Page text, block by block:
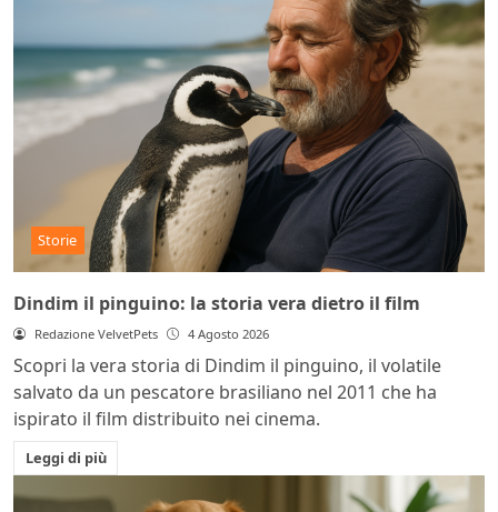
Storie
Dindim il pinguino: la storia vera dietro il film
Redazione VelvetPets 4 Agosto 2026
Scopri la vera storia di Dindim il pinguino, il volatile
salvato da un pescatore brasiliano nel 2011 che ha
ispirato il film distribuito nei cinema.
Leggi di più